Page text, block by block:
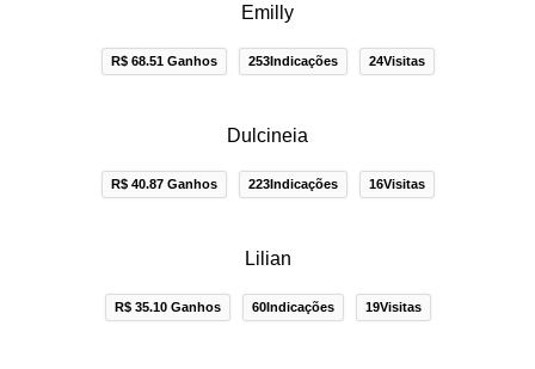
Emilly
R$ 68.51 Ganhos 253Indicações 24Visitas
Dulcineia
R$ 40.87 Ganhos 223Indicações 16Visitas
Lilian
R$ 35.10 Ganhos 60Indicações 19Visitas